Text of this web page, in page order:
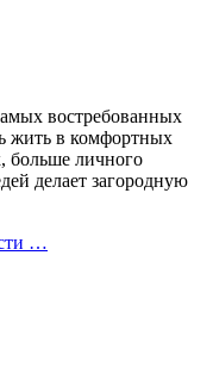
востребованных
жить в комфортных
больше личного
делает загородную
…